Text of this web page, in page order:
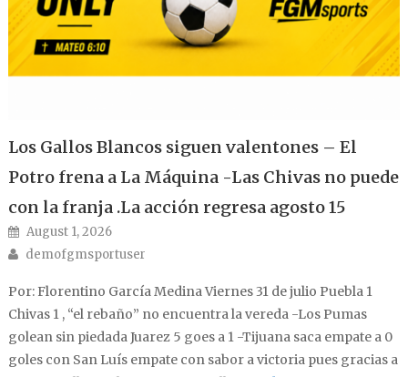
Los Gallos Blancos siguen valentones – El
Potro frena a La Máquina -Las Chivas no puede
con la franja .La acción regresa agosto 15
Posted on
August 1, 2026
Author
demofgmsportuser
Por: Florentino García Medina Viernes 31 de julio Puebla 1
Chivas 1 , “el rebaño” no encuentra la vereda -Los Pumas
golean sin piedada Juarez 5 goes a 1 -Tijuana saca empate a 0
goles con San Luís empate con sabor a victoria pues gracias a